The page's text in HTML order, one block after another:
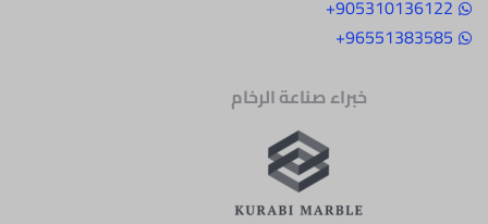
905310136122+
96551383585+
خبراء صناعة الرخام